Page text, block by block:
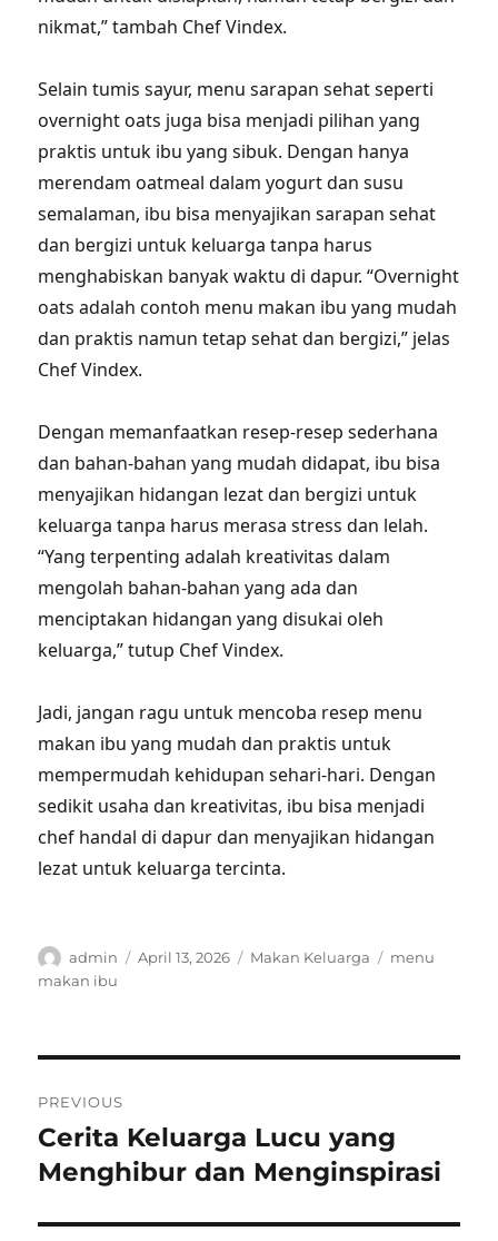
nikmat,” tambah Chef Vindex.
Selain tumis sayur, menu sarapan sehat seperti
overnight oats juga bisa menjadi pilihan yang
praktis untuk ibu yang sibuk. Dengan hanya
merendam oatmeal dalam yogurt dan susu
semalaman, ibu bisa menyajikan sarapan sehat
dan bergizi untuk keluarga tanpa harus
menghabiskan banyak waktu di dapur. “Overnight
oats adalah contoh menu makan ibu yang mudah
dan praktis namun tetap sehat dan bergizi,” jelas
Chef Vindex.
Dengan memanfaatkan resep-resep sederhana
dan bahan-bahan yang mudah didapat, ibu bisa
menyajikan hidangan lezat dan bergizi untuk
keluarga tanpa harus merasa stress dan lelah.
“Yang terpenting adalah kreativitas dalam
mengolah bahan-bahan yang ada dan
menciptakan hidangan yang disukai oleh
keluarga,” tutup Chef Vindex.
Jadi, jangan ragu untuk mencoba resep menu
makan ibu yang mudah dan praktis untuk
mempermudah kehidupan sehari-hari. Dengan
sedikit usaha dan kreativitas, ibu bisa menjadi
chef handal di dapur dan menyajikan hidangan
lezat untuk keluarga tercinta.
Author
admin
Posted
April 13, 2026 Categories
Makan Keluarga Tags
menu
makan ibu
navigation
PREVIOUS
Previous
post:
Cerita Keluarga Lucu yang
Menghibur dan Menginspirasi